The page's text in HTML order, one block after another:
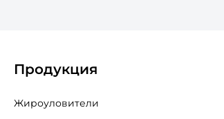
Продукция
Жироуловители